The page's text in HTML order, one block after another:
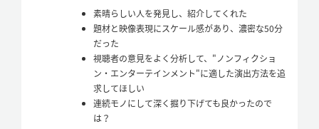
素晴らしい人を発見し、紹介してくれた
題材と映像表現にスケール感があり、濃密な50分
だった
視聴者の意見をよく分析して、"ノンフィクショ
ン・エンターテインメント"に適した演出方法を追
求してほしい
連続モノにして深く掘り下げても良かったので
は？